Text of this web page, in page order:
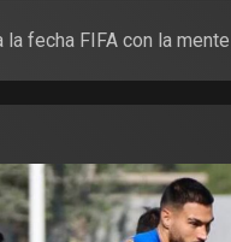
la fecha FIFA con la